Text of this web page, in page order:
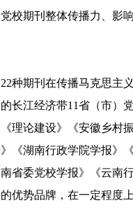
校期刊整体传播力、影响
种期刊在传播马克思
长江经济带11省（市）
理论建设》《安徽乡
《湖南行政学院学报》
省委党校学报》《云
优势品牌，在一定程度